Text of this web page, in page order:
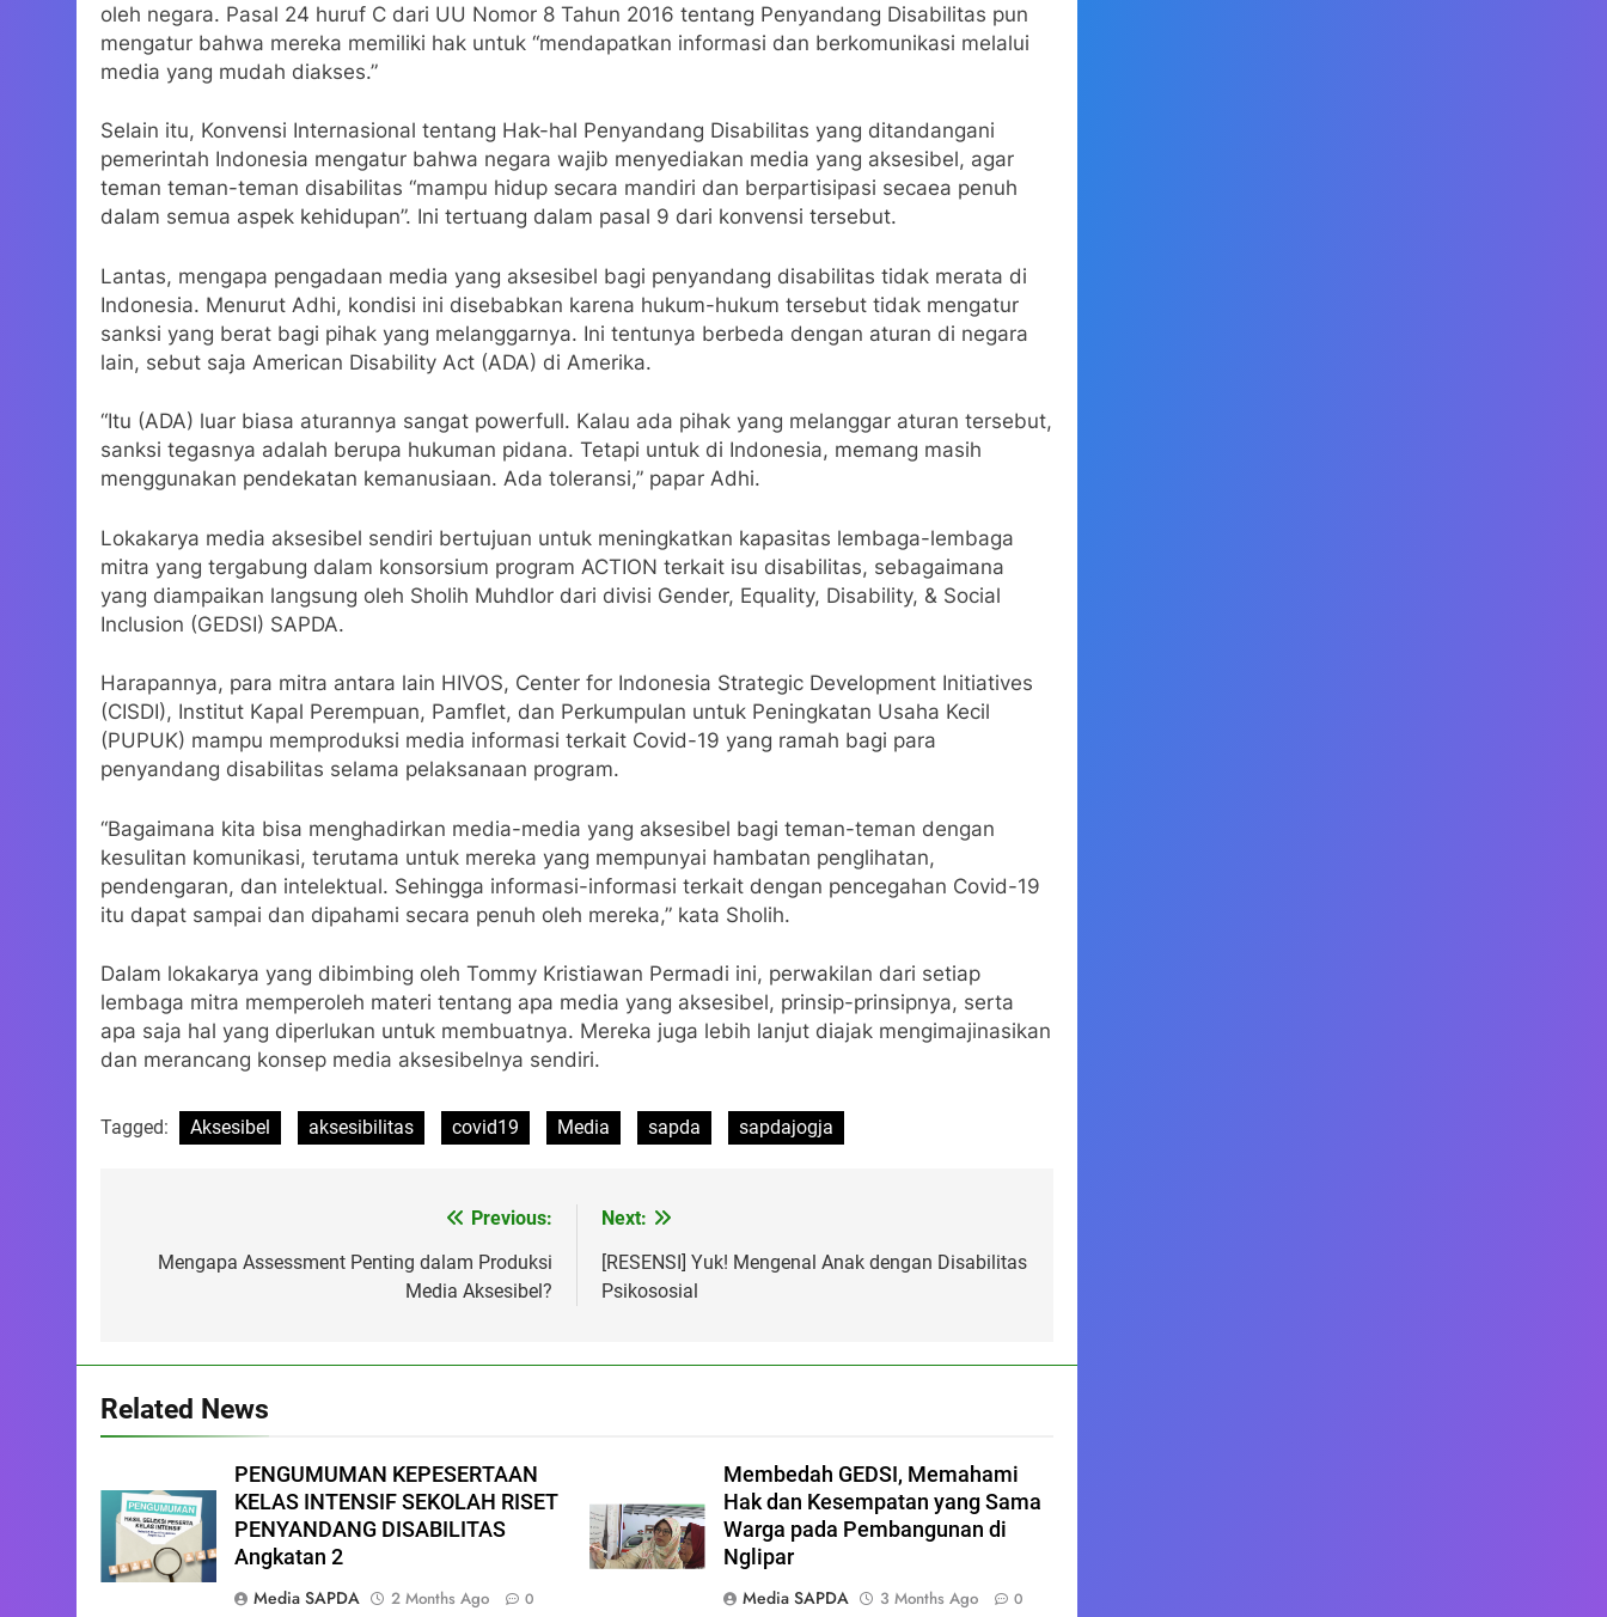
oleh negara. Pasal 24 huruf C dari UU Nomor 8 Tahun 2016 tentang Penyandang Disabilitas pun
mengatur bahwa mereka memiliki hak untuk “mendapatkan informasi dan berkomunikasi melalui
media yang mudah diakses.”
Selain itu, Konvensi Internasional tentang Hak-hal Penyandang Disabilitas yang ditandangani
pemerintah Indonesia mengatur bahwa negara wajib menyediakan media yang aksesibel, agar
teman teman-teman disabilitas “mampu hidup secara mandiri dan berpartisipasi secaea penuh
dalam semua aspek kehidupan”. Ini tertuang dalam pasal 9 dari konvensi tersebut.
Lantas, mengapa pengadaan media yang aksesibel bagi penyandang disabilitas tidak merata di
Indonesia. Menurut Adhi, kondisi ini disebabkan karena hukum-hukum tersebut tidak mengatur
sanksi yang berat bagi pihak yang melanggarnya. Ini tentunya berbeda dengan aturan di negara
lain, sebut saja American Disability Act (ADA) di Amerika.
“Itu (ADA) luar biasa aturannya sangat powerfull. Kalau ada pihak yang melanggar aturan tersebut,
sanksi tegasnya adalah berupa hukuman pidana. Tetapi untuk di Indonesia, memang masih
menggunakan pendekatan kemanusiaan. Ada toleransi,” papar Adhi.
Lokakarya media aksesibel sendiri bertujuan untuk meningkatkan kapasitas lembaga-lembaga
mitra yang tergabung dalam konsorsium program ACTION terkait isu disabilitas, sebagaimana
yang diampaikan langsung oleh Sholih Muhdlor dari divisi Gender, Equality, Disability, & Social
Inclusion (GEDSI) SAPDA.
Harapannya, para mitra antara lain HIVOS, Center for Indonesia Strategic Development Initiatives
(CISDI), Institut Kapal Perempuan, Pamflet, dan Perkumpulan untuk Peningkatan Usaha Kecil
(PUPUK) mampu memproduksi media informasi terkait Covid-19 yang ramah bagi para
penyandang disabilitas selama pelaksanaan program.
“Bagaimana kita bisa menghadirkan media-media yang aksesibel bagi teman-teman dengan
kesulitan komunikasi, terutama untuk mereka yang mempunyai hambatan penglihatan,
pendengaran, dan intelektual. Sehingga informasi-informasi terkait dengan pencegahan Covid-19
itu dapat sampai dan dipahami secara penuh oleh mereka,” kata Sholih.
Dalam lokakarya yang dibimbing oleh Tommy Kristiawan Permadi ini, perwakilan dari setiap
lembaga mitra memperoleh materi tentang apa media yang aksesibel, prinsip-prinsipnya, serta
apa saja hal yang diperlukan untuk membuatnya. Mereka juga lebih lanjut diajak mengimajinasikan
dan merancang konsep media aksesibelnya sendiri.
Tagged: Aksesibel aksesibilitas covid19 Media sapda sapdajogja
navigation
Previous:
Mengapa Assessment Penting dalam Produksi
Media Aksesibel?
Next:
[RESENSI] Yuk! Mengenal Anak dengan Disabilitas
Psikososial
Related News
PENGUMUMAN KEPESERTAAN
KELAS INTENSIF SEKOLAH RISET
PENYANDANG DISABILITAS
Angkatan 2
Media SAPDA
2 Months Ago 0
Membedah GEDSI, Memahami
Hak dan Kesempatan yang Sama
Warga pada Pembangunan di
Nglipar
Media SAPDA
3 Months Ago 0